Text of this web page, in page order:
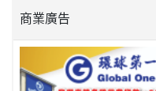
商業廣告